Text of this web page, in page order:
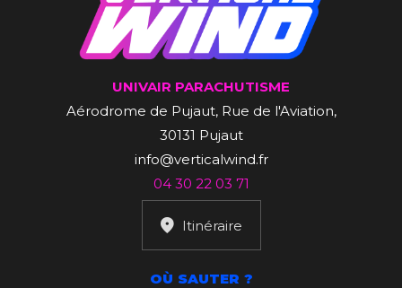
UNIVAIR PARACHUTISME
Aérodrome de Pujaut, Rue de l'Aviation,
30131 Pujaut
info@verticalwind.fr
04 30 22 03 71
Itinéraire
OÙ SAUTER ?